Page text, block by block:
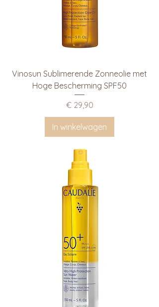
Vinosun Sublimerende Zonneolie met
Hoge Bescherming SPF50
Prijs
€ 29,90
In winkelwagen